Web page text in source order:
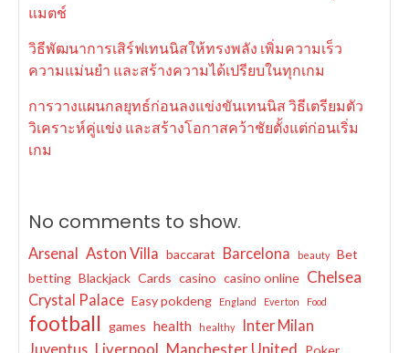
แมตช์
วิธีพัฒนาการเสิร์ฟเทนนิสให้ทรงพลัง เพิ่มความเร็ว
ความแม่นยำ และสร้างความได้เปรียบในทุกเกม
การวางแผนกลยุทธ์ก่อนลงแข่งขันเทนนิส วิธีเตรียมตัว
วิเคราะห์คู่แข่ง และสร้างโอกาสคว้าชัยตั้งแต่ก่อนเริ่ม
เกม
No comments to show.
Arsenal Aston Villa baccarat Barcelona beauty
Bet
betting Blackjack Cards casino casino online Chelsea
Crystal Palace Easy pokdeng England Everton Food
football games health healthy
Inter Milan
Juventus Liverpool Manchester United Poker